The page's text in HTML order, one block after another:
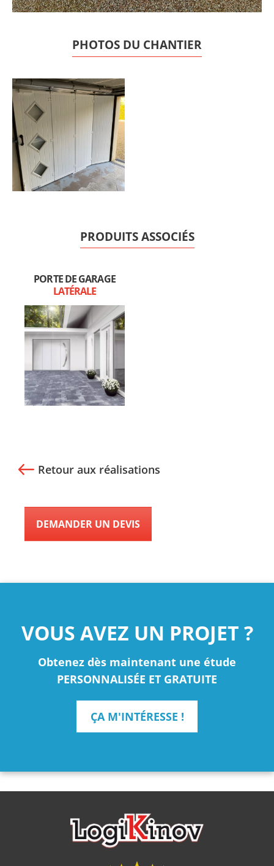
PHOTOS DU CHANTIER
PRODUITS ASSOCIÉS
PORTE DE GARAGE
LATÉRALE
Retour aux réalisations
DEMANDER UN DEVIS
VOUS AVEZ UN PROJET ?
Obtenez dès maintenant une étude
PERSONNALISÉE ET GRATUITE
ÇA M'INTÉRESSE !